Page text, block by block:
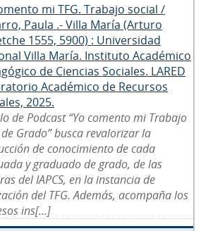
mi TFG. Trabajo social /
Paula .- Villa María (Arturo
1555, 5900) : Universidad
Villa María. Instituto Académico
de Ciencias Sociales. LARED
Académico de Recursos
2025.
de Podcast “Yo comento mi Trabajo
Grado” busca revalorizar la
de conocimiento de cada
y graduado de grado, de las
del IAPCS, en la instancia de
del TFG. Además, acompaña los
ins[...]